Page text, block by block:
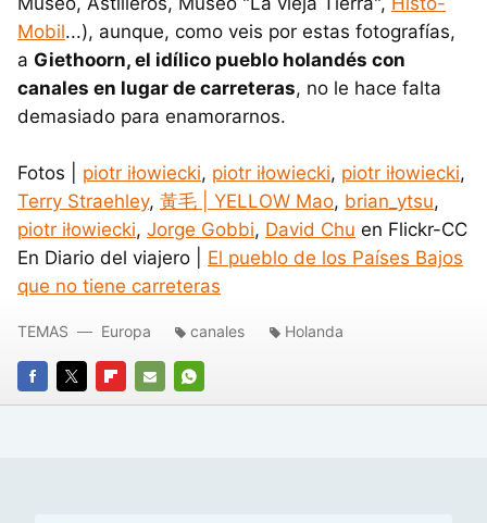
Mobil...), aunque, como veis por estas fotografías,
a Giethoorn, el idílico pueblo holandés con
canales en lugar de carreteras, no le hace falta
demasiado para enamorarnos.
Fotos | piotr iłowiecki, piotr iłowiecki, piotr iłowiecki,
Terry Straehley, 黃毛 | YELLOW Mao, brian_ytsu,
piotr iłowiecki, Jorge Gobbi, David Chu en Flickr-CC
En Diario del viajero | El pueblo de los Países Bajos
que no tiene carreteras
FACEBOOK
TWITTERFLIPBOARD
E-
WHATSAPP
TEMAS Europa canales Holanda